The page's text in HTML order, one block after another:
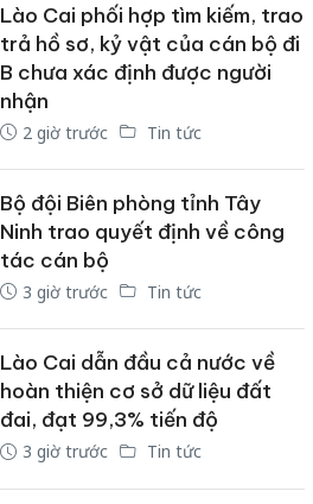
Lào Cai phối hợp tìm kiếm, trao
trả hồ sơ, kỷ vật của cán bộ đi
B chưa xác định được người
nhận
2 giờ trước Tin tức
Bộ đội Biên phòng tỉnh Tây
Ninh trao quyết định về công
tác cán bộ
3 giờ trước Tin tức
Lào Cai dẫn đầu cả nước về
hoàn thiện cơ sở dữ liệu đất
đai, đạt 99,3% tiến độ
3 giờ trước Tin tức